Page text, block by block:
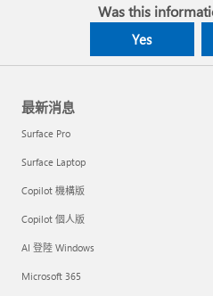
Was this
Yes
最新消息
Surface Pro
Surface Laptop
Copilot 機構版
Copilot 個人版
AI 登陸 Windows
Microsoft 365